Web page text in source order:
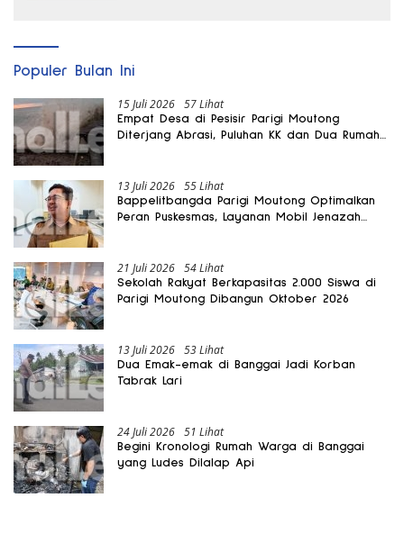
Populer Bulan Ini
15 Juli 2026 57 Lihat
Empat Desa di Pesisir Parigi Moutong
Diterjang Abrasi, Puluhan KK dan Dua Rumah
13 Juli 2026 55 Lihat
Bappelitbangda Parigi Moutong Optimalkan
Peran Puskesmas, Layanan Mobil Jenazah
21 Juli 2026 54 Lihat
Sekolah Rakyat Berkapasitas 2.000 Siswa di
Parigi Moutong Dibangun Oktober 2026
13 Juli 2026 53 Lihat
Dua Emak-emak di Banggai Jadi Korban
Tabrak Lari
24 Juli 2026 51 Lihat
Begini Kronologi Rumah Warga di Banggai
yang Ludes Dilalap Api